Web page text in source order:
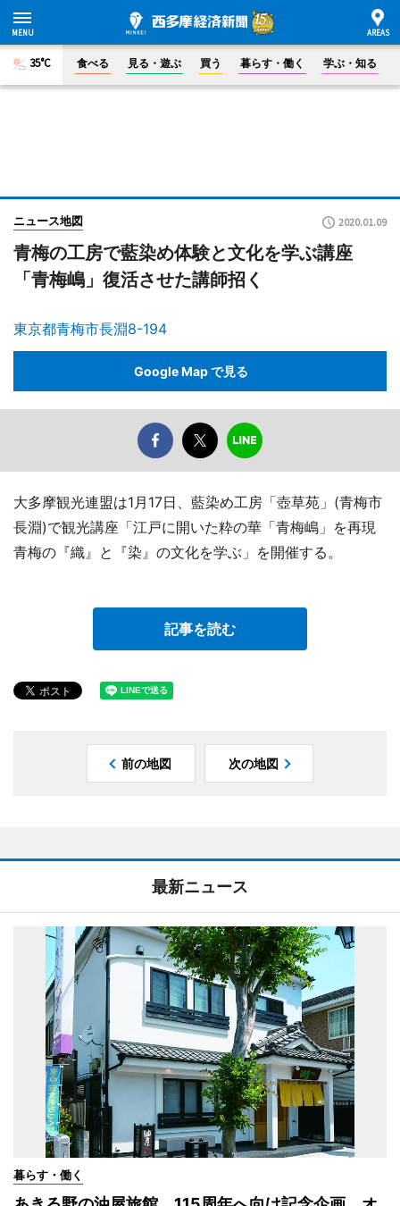
35°C 食べる 見る・遊ぶ 買う 暮らす・働く 学ぶ・知る
ニュース地図 2020.01.09
青梅の工房で藍染め体験と文化を学ぶ講座
「青梅嶋」復活させた講師招く
東京都青梅市長淵8-194
Google Map で見る
大多摩観光連盟は1月17日、藍染め工房「壺草苑」(青梅市
長淵)で観光講座「江戸に開いた粋の華「青梅嶋」を再現
青梅の『織』と『染』の文化を学ぶ」を開催する。
記事を読む
前の地図 次の地図
最新ニュース
暮らす・働く